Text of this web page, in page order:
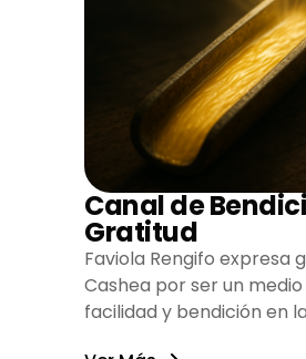
Canal de
Gratitud
Faviola Rengifo expresa
Cashea por ser un medio
facilidad y bendición en